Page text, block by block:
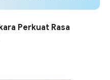
Perkuat Rasa